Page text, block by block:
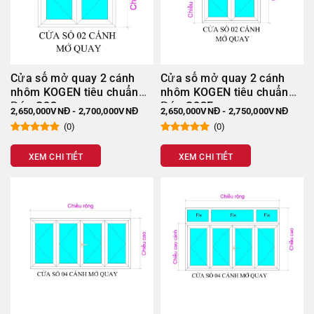
điểm, để biết chi phí chính xác, quý khách vui lòng liên hệ
Minh Gia Doortheo hotline: 0937 339 886.
Cửa sổ mở quay 2 cánh
nhôm KOGEN tiêu chuẩn
Đức S2C
2,650,000VNĐ - 2,700,000VNĐ
(0)
XEM CHI TIẾT
Cửa sổ mở quay 2 cánh
nhôm KOGEN tiêu chuẩn
Đức S2CF
2,650,000VNĐ - 2,750,000VNĐ
(0)
XEM CHI TIẾT